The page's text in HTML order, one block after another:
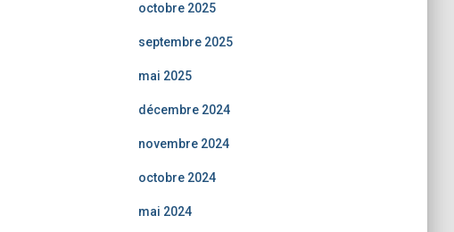
octobre 2025
septembre 2025
mai 2025
décembre 2024
novembre 2024
octobre 2024
mai 2024